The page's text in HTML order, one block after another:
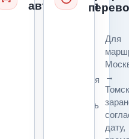
автомобиля
повреждения
возможность
Для
→
дату,